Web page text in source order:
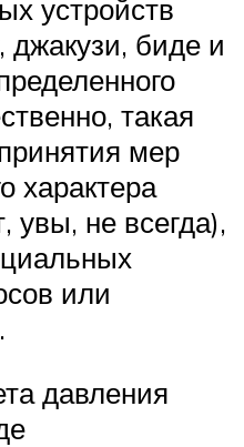
устройств
джакузи, биде и
такая
мер
характера
увы, не всегда),
или
давления